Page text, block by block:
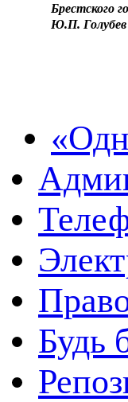
Брестского
Ю.П. Голубев
Будь